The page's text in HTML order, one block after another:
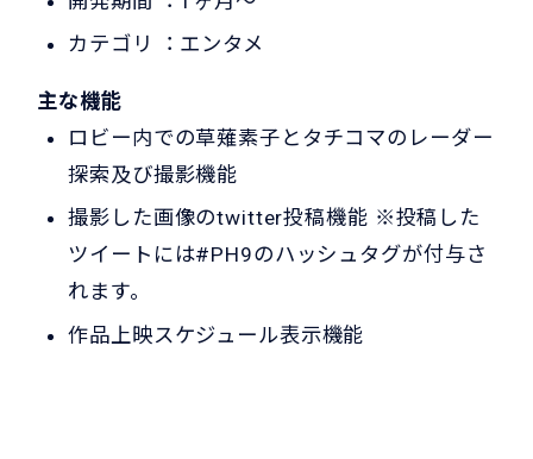
カテゴリ ：エンタメ
主な機能
ロビー内での草薙素子とタチコマのレーダー
探索及び撮影機能
撮影した画像のtwitter投稿機能 ※投稿した
ツイートには#PH9のハッシュタグが付与さ
れます。
作品上映スケジュール表示機能